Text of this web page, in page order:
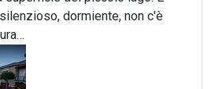
dormiente, non c'è